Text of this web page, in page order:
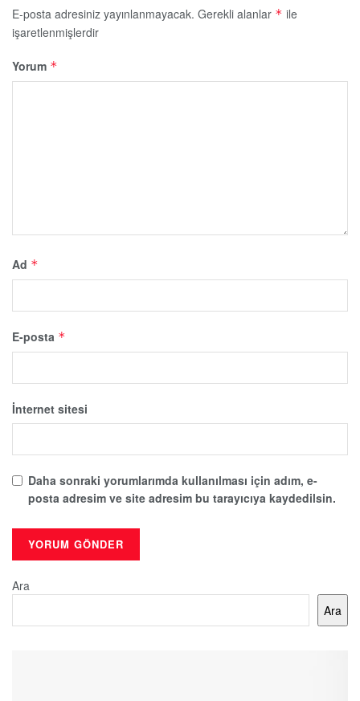
E-posta adresiniz yayınlanmayacak. Gerekli alanlar * ile
işaretlenmişlerdir
Yorum *
Ad *
E-posta *
İnternet sitesi
Daha sonraki yorumlarımda kullanılması için adım, e-
posta adresim ve site adresim bu tarayıcıya kaydedilsin.
Ara
Ara